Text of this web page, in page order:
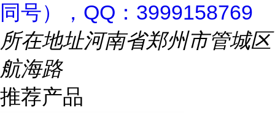
同号），QQ：3999158769
所在地址河南省郑州市管城区
航海路
推荐产品